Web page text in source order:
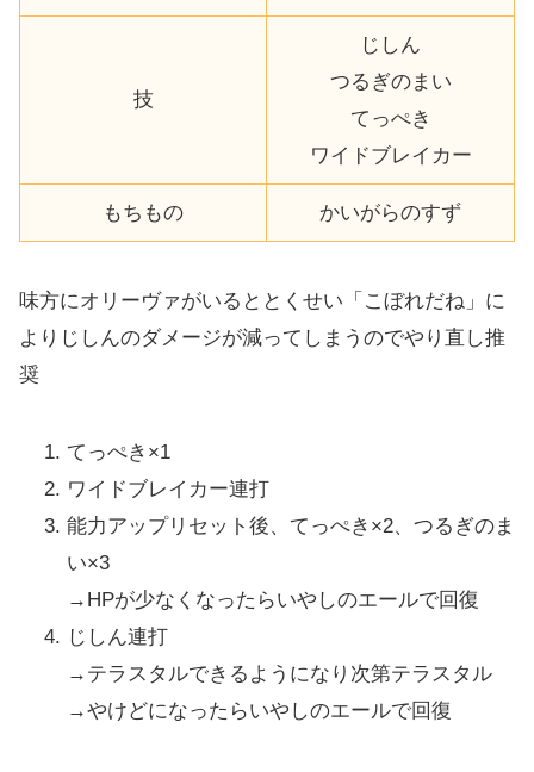
技
じしん
つるぎのまい
てっぺき
ワイドブレイカー
もちもの かいがらのすず
味方にオリーヴァがいるととくせい「こぼれだね」に
よりじしんのダメージが減ってしまうのでやり直し推
奨
てっぺき×1
ワイドブレイカー連打
能力アップリセット後、てっぺき×2、つるぎのま
い×3
→HPが少なくなったらいやしのエールで回復
じしん連打
→テラスタルできるようになり次第テラスタル
→やけどになったらいやしのエールで回復